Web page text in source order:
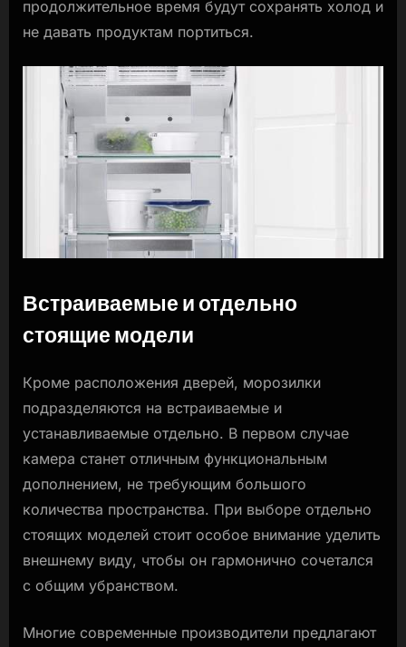
продолжительное время будут сохранять холод и
не давать продуктам портиться.
Встраиваемые и отдельно
стоящие модели
Кроме расположения дверей, морозилки
подразделяются на встраиваемые и
устанавливаемые отдельно. В первом случае
камера станет отличным функциональным
дополнением, не требующим большого
количества пространства. При выборе отдельно
стоящих моделей стоит особое внимание уделить
внешнему виду, чтобы он гармонично сочетался
с общим убранством.
Многие современные производители предлагают